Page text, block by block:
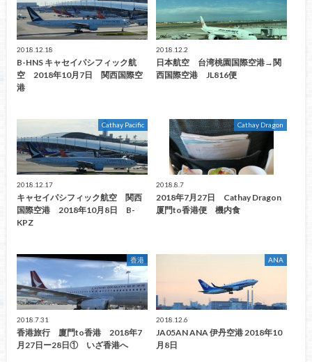
2018.12.18
B-HNS キャセイパシフィック航
空 2018年10月7日 関西国際空
港
2018.12.2
日本航空 台湾桃園国際空港→関
西国際空港 JL816便
Cathay Pacific
2018.12.17
キャセイパシフィック航空 関西
国際空港 2018年10月8日 B-
KPZ
Cathay Dragon
2018.8.7
2018年7月27日 Cathay Dragon
厦門to香港便 機内食
香港
2018.7.31
香港旅行 廈門to香港 2018年7
月27日ー28日① いざ香港へ
ANA
2018.12.6
JA05AN ANA 伊丹空港 2018年10
月8日